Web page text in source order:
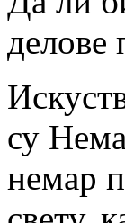
делове
су
немар